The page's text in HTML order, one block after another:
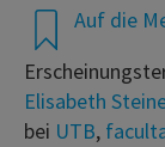
Auf die
Elisabeth
bei UTB,